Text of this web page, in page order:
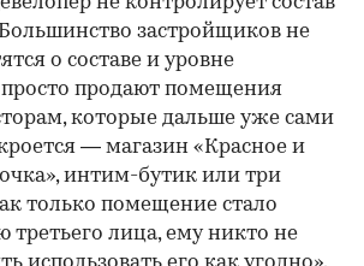
застройщиков не
о составе и уровне
просто продают помещения
которые дальше уже сами
— магазин «Красное и
интим-бутик или три
только помещение стало
третьего лица, ему никто не